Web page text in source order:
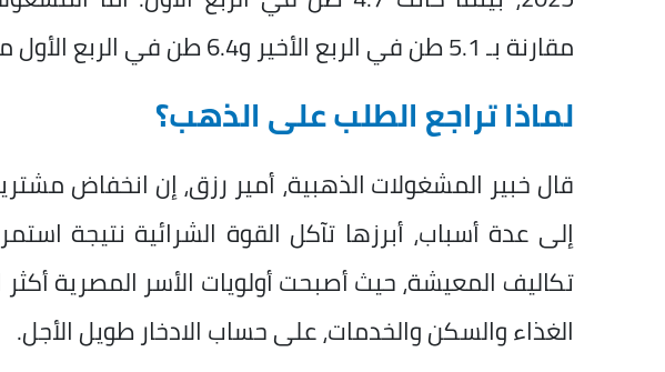
مقارنة بـ 5.1 طن في الربع الأخير و6.4 طن في الربع الأول من العام السابق.
لماذا تراجع الطلب على الذهب؟
قال خبير المشغولات الذهبية، أمير رزق، إن انخفاض
إلى عدة أسباب، أبرزها تآكل القوة الشرائية نتيجة
تكاليف المعيشة، حيث أصبحت أولويات الأسر المصرية أكثر
الغذاء والسكن والخدمات، على حساب الادخار طويل الأجل.